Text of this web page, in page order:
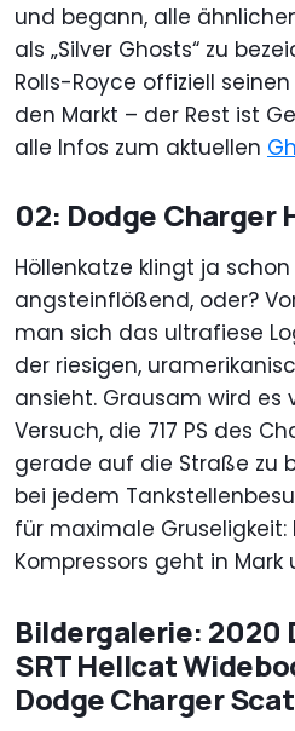
und begann, alle
als „Silver Ghosts“ zu
Rolls-Royce offiziell
den Markt – der Rest ist
alle Infos zum aktuellen
02: Dodge Charger
Höllenkatze klingt ja
angsteinflößend, oder?
man sich das ultrafiese
der riesigen,
ansieht. Grausam wird es
Versuch, die 717 PS des
gerade auf die Straße zu
bei jedem
für maximale Gruseligkeit:
Kompressors geht in Mark
Bildergalerie: 2020
SRT Hellcat
Dodge Charger